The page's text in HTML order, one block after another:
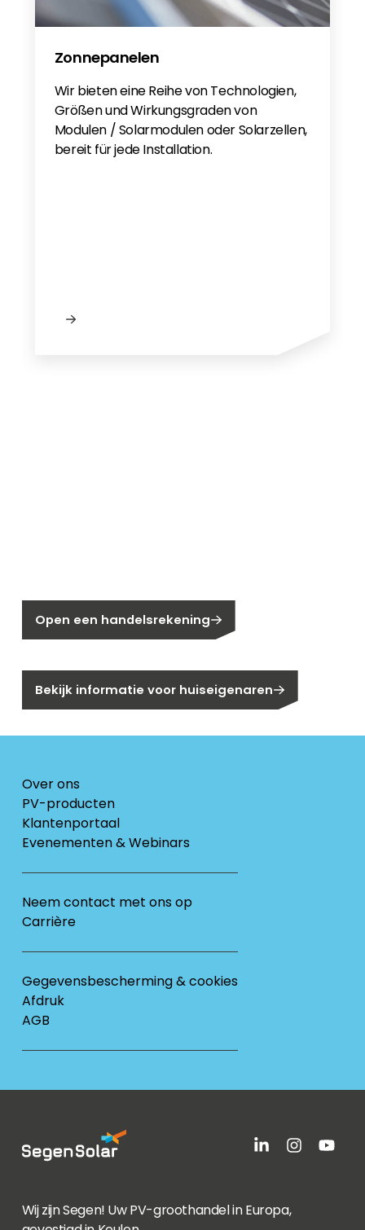
Zonnepanelen
Wir bieten eine Reihe von Technologien,
Größen und Wirkungsgraden von
Modulen / Solarmodulen oder Solarzellen,
bereit für jede Installation.
Open een handelsrekening
Bekijk informatie voor huiseigenaren
Over ons
PV-producten
Klantenportaal
Evenementen & Webinars
Neem contact met ons op
Carrière
Gegevensbescherming & cookies
Afdruk
AGB
Wij zijn Segen! Uw PV-groothandel in Europa,